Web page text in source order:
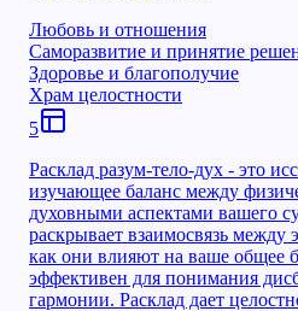
Любовь и отношения
Саморазвитие и принятие
Здоровье и благополучие
Храм целостности
5
Расклад разум-тело-дух - это
изучающее баланс между
духовными аспектами вашего
раскрывает взаимосвязь
как они влияют на ваше общее
эффективен для понимания
гармонии. Расклад дает